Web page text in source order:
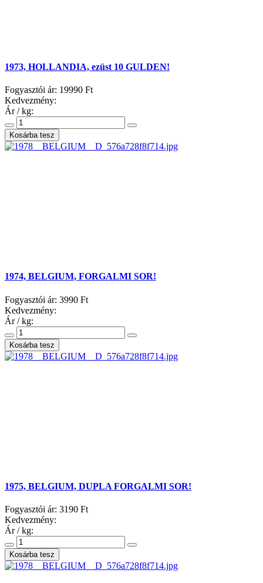
1973, HOLLANDIA, ezüst 10 GULDEN!
Fogyasztói ár: 19990 Ft
Kedvezmény:
Ár / kg:
1974, BELGIUM, FORGALMI SOR!
Fogyasztói ár: 3990 Ft
Kedvezmény:
Ár / kg:
1975, BELGIUM, DUPLA FORGALMI SOR!
Fogyasztói ár: 3190 Ft
Kedvezmény:
Ár / kg: